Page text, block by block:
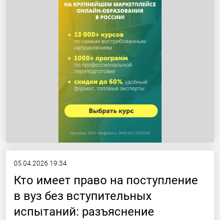
05.04.2026 19:34
Кто имеет право на поступление
в вуз без вступительных
испытаний: разъяснение